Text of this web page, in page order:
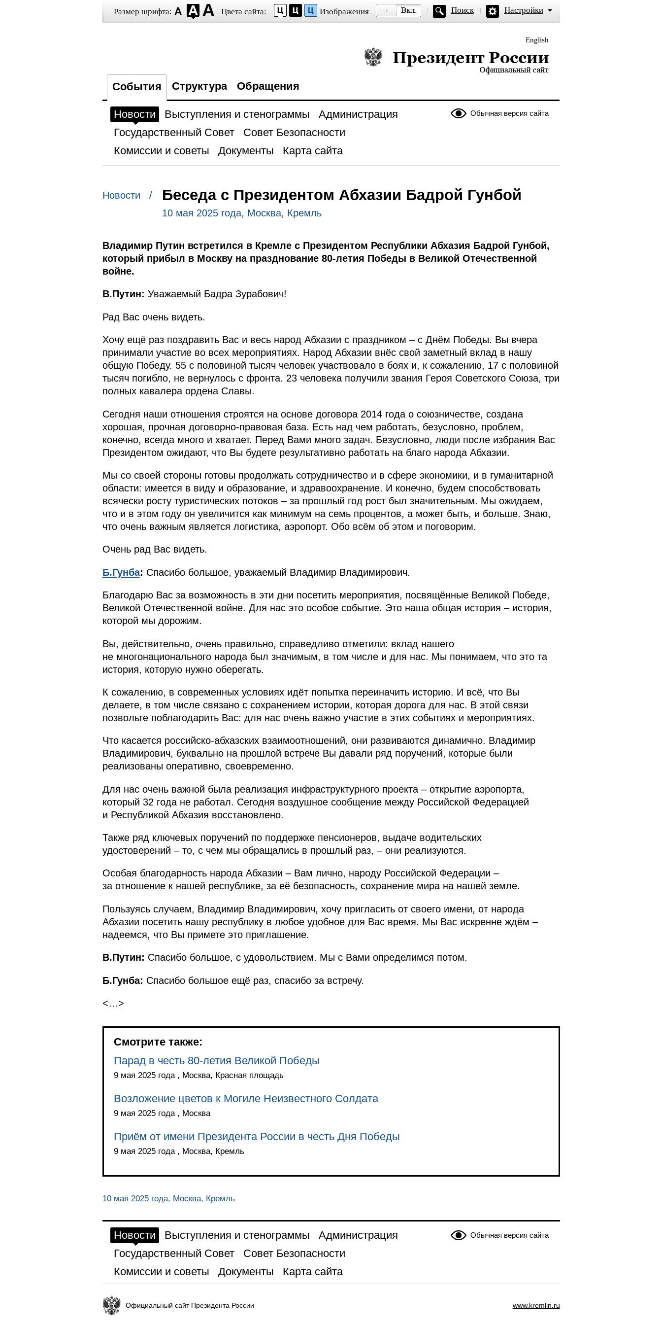
Размер шрифта: Цвета сайта: Изображения Поиск Настройки
English
Президент России — официальный сайт
События Структура Обращения
Обычная версия сайта
Новости Выступления и стенограммы
Администрация
Государственный Совет
Совет Безопасности
Комиссии и советы
Документы Карта сайта
Новости / Беседа с Президентом Абхазии Бадрой Гунбой
10 мая 2025 года, Москва, Кремль
Владимир Путин встретился в Кремле с Президентом Республики Абхазия Бадрой Гунбой,
который прибыл в Москву на празднование 80-летия Победы в Великой Отечественной
войне.
В.Путин: Уважаемый Бадра Зурабович!
Рад Вас очень видеть.
Хочу ещё раз поздравить Вас и весь народ Абхазии с праздником – с Днём Победы. Вы вчера
принимали участие во всех мероприятиях. Народ Абхазии внёс свой заметный вклад в нашу
общую Победу. 55 с половиной тысяч человек участвовало в боях и, к сожалению, 17 с половиной
тысяч погибло, не вернулось с фронта. 23 человека получили звания Героя Советского Союза, три
полных кавалера ордена Славы.
Сегодня наши отношения строятся на основе договора 2014 года о союзничестве, создана
хорошая, прочная договорно-правовая база. Есть над чем работать, безусловно, проблем,
конечно, всегда много и хватает. Перед Вами много задач. Безусловно, люди после избрания Вас
Президентом ожидают, что Вы будете результативно работать на благо народа Абхазии.
Мы со своей стороны готовы продолжать сотрудничество и в сфере экономики, и в гуманитарной
области: имеется в виду и образование, и здравоохранение. И конечно, будем способствовать
всячески росту туристических потоков – за прошлый год рост был значительным. Мы ожидаем,
что и в этом году он увеличится как минимум на семь процентов, а может быть, и больше. Знаю,
что очень важным является логистика, аэропорт. Обо всём об этом и поговорим.
Очень рад Вас видеть.
Б.Гунба: Спасибо большое, уважаемый Владимир Владимирович.
Благодарю Вас за возможность в эти дни посетить мероприятия, посвящённые Великой Победе,
Великой Отечественной войне. Для нас это особое событие. Это наша общая история – история,
которой мы дорожим.
Вы, действительно, очень правильно, справедливо отметили: вклад нашего
не многонационального народа был значимым, в том числе и для нас. Мы понимаем, что это та
история, которую нужно оберегать.
К сожалению, в современных условиях идёт попытка переиначить историю. И всё, что Вы
делаете, в том числе связано с сохранением истории, которая дорога для нас. В этой связи
позвольте поблагодарить Вас: для нас очень важно участие в этих событиях и мероприятиях.
Что касается российско-абхазских взаимоотношений, они развиваются динамично. Владимир
Владимирович, буквально на прошлой встрече Вы давали ряд поручений, которые были
реализованы оперативно, своевременно.
Для нас очень важной была реализация инфраструктурного проекта – открытие аэропорта,
который 32 года не работал. Сегодня воздушное сообщение между Российской Федерацией
и Республикой Абхазия восстановлено.
Также ряд ключевых поручений по поддержке пенсионеров, выдаче водительских
удостоверений – то, с чем мы обращались в прошлый раз, – они реализуются.
Особая благодарность народа Абхазии – Вам лично, народу Российской Федерации –
за отношение к нашей республике, за её безопасность, сохранение мира на нашей земле.
Пользуясь случаем, Владимир Владимирович, хочу пригласить от своего имени, от народа
Абхазии посетить нашу республику в любое удобное для Вас время. Мы Вас искренне ждём –
надеемся, что Вы примете это приглашение.
В.Путин: Спасибо большое, с удовольствием. Мы с Вами определимся потом.
Б.Гунба: Спасибо большое ещё раз, спасибо за встречу.
<…>
Смотрите также:
Парад в честь 80-летия Великой Победы
9 мая 2025 года , Москва, Красная площадь
Возложение цветов к Могиле Неизвестного Солдата
9 мая 2025 года , Москва
Приём от имени Президента России в честь Дня Победы
9 мая 2025 года , Москва, Кремль
10 мая 2025 года, Москва, Кремль
Обычная версия сайта
Новости Выступления и стенограммы
Администрация
Государственный Совет
Совет Безопасности
Комиссии и советы
Документы Карта сайта
Официальный сайт Президента России www.kremlin.ru